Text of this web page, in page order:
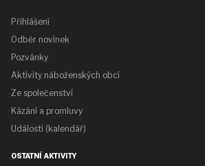
Přihlášení
Odběr novinek
Pozvánky
Aktivity náboženských obcí
Ze společenství
Kázání a promluvy
Události (kalendář)
OSTATNÍ AKTIVITY